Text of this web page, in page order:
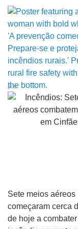
pub
Sete meios aéreos
começaram cerca
de hoje a